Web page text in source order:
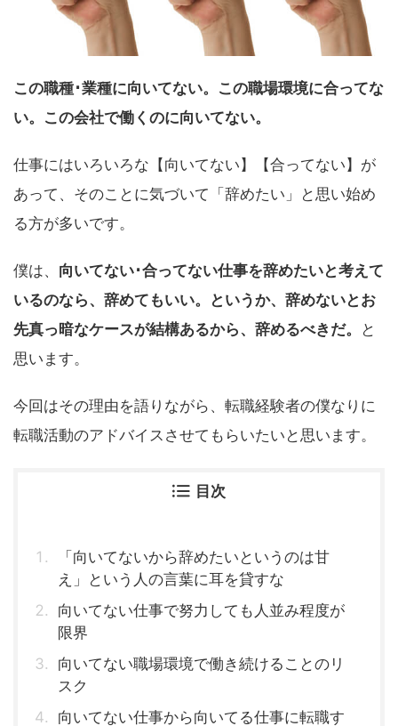
この職種･業種に向いてない。この職場環境に合ってな
い。この会社で働くのに向いてない。
仕事にはいろいろな【向いてない】【合ってない】が
あって、そのことに気づいて「辞めたい」と思い始め
る方が多いです。
僕は、 向いてない･合ってない仕事を辞めたいと考えて
いるのなら、辞めてもいい。というか、辞めないとお
先真っ暗なケースが結構あるから、辞めるべきだ。
と
思います。
今回はその理由を語りながら、転職経験者の僕なりに
転職活動のアドバイスさせてもらいたいと思います。
目次
「向いてないから辞めたいというのは甘
え」という人の言葉に耳を貸すな
向いてない仕事で努力しても人並み程度が
限界
向いてない職場環境で働き続けることのリ
スク
向いてない仕事から向いてる仕事に転職す